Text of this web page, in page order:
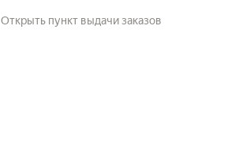
Открыть пункт выдачи заказов